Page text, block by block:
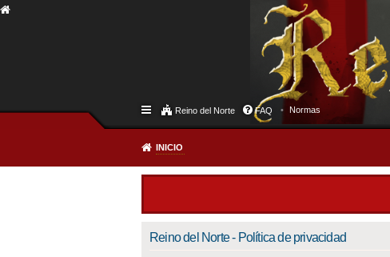
Reino del Norte FAQ Normas
INICIO
Reino del Norte - Política de privacidad